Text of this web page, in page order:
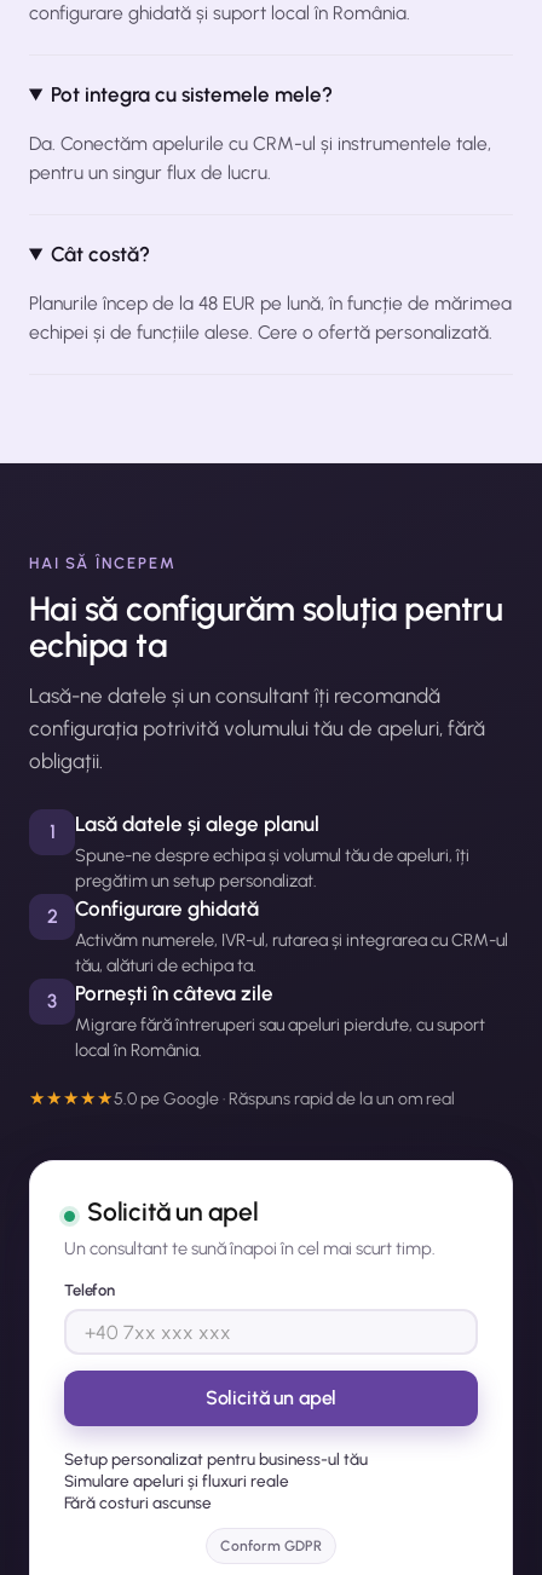
configurare ghidată și suport local în România.
Pot integra cu sistemele mele?
Da. Conectăm apelurile cu CRM-ul și instrumentele tale,
pentru un singur flux de lucru.
Cât costă?
Planurile încep de la 48 EUR pe lună, în funcție de mărimea
echipei și de funcțiile alese. Cere o ofertă personalizată.
HAI SĂ ÎNCEPEM
Hai să configurăm soluția pentru
echipa ta
Lasă-ne datele și un consultant îți recomandă
configurația potrivită volumului tău de apeluri, fără
obligații.
1 Lasă datele și alege planul
Spune-ne despre echipa și volumul tău de apeluri, îți
pregătim un setup personalizat.
2 Configurare ghidată
Activăm numerele, IVR-ul, rutarea și integrarea cu CRM-ul
tău, alături de echipa ta.
3 Pornești în câteva zile
Migrare fără întreruperi sau apeluri pierdute, cu suport
local în România.
★★★★★5.0 pe Google · Răspuns rapid de la un om real
Solicită un apel
Un consultant te sună înapoi în cel mai scurt timp.
Telefon
Sunt de acord să fiu contactat de echipa CapitalPBX și cu
Setup personalizat pentru business-ul tău
Simulare apeluri și fluxuri reale
Fără costuri ascunse
Conform GDPR